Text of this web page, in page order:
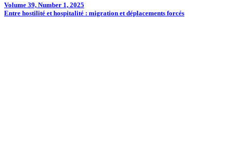
Volume 39, Number 1, 2025
Entre hostilité et hospitalité : migration et déplacements forcés